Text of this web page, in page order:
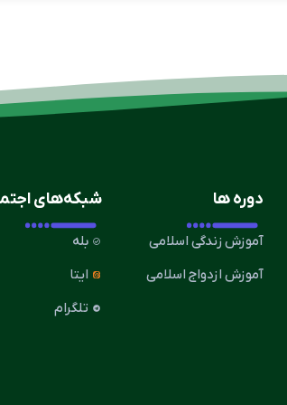
دوره ها
آموزش زندگی اسلامی
آموزش ازدواج اسلامی
شبکه‌های
بله
ایتا
تلگرام